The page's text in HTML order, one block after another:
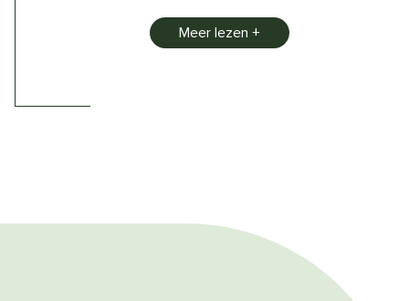
Meer lezen
Cap’Découverte is veel meer dan een recreatiepark:
het is een plek waar industriële geschiedenis